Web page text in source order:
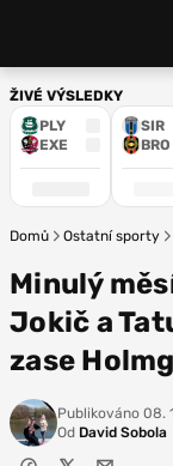
ŽIVÉ VÝSLEDKY
PLY
EXE
SIR
BRO
Domů Ostatní sporty
Minulý
Jokič a
zase
Publikováno 08.
Od David Sobola